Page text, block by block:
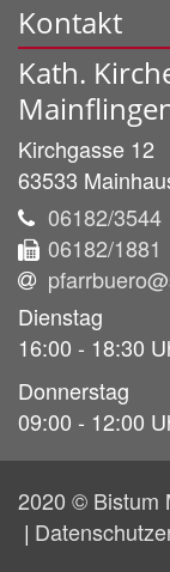
Kontakt
Kath.
Kirchgasse 12
63533
06182/3544
06182/1881
Dienstag
16:00 - 18:30
Donnerstag
09:00 - 12:00
2020 © Bistum